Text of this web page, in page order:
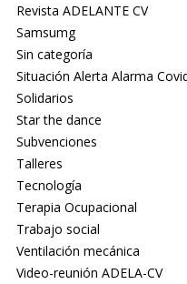
Revista ADELANTE CV
Samsumg
Sin categoría
Situación Alerta Alarma
Solidarios
Star the dance
Subvenciones
Talleres
Tecnología
Terapia Ocupacional
Trabajo social
Ventilación mecánica
Video-reunión ADELA-CV